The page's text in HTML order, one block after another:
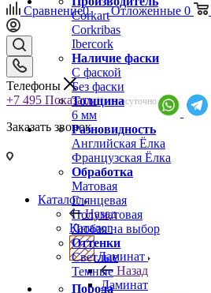
Corkart
Corkribas
Ibercork
Наличие фаски
С фаской
Без фаски
Толщина
6 мм
Разновидность
Английская Ёлка
Французская Ёлка
Обработка
Матовая
Глянцевая
Полуматовая
Любая на выбор
Оттенки
Светлые
Темные
Порода
Сравнение0 Отложенные 0
Телефоны
+7 495 Показать Круглосуточно
Заказать звонок
Каталог
Назад
Каталог
Ламинат
Назад
Ламинат